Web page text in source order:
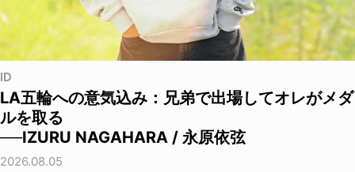
ID
LA五輪への意気込み：兄弟で出場してオレがメダ
ルを取る
──IZURU NAGAHARA / 永原依弦
2026.08.05